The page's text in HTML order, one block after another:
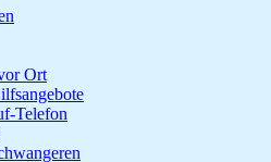
Ort
Telefon